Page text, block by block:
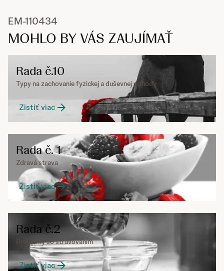
EM-110434
MOHLO BY VÁS ZAUJÍMAŤ
Rada č.10
Typy na zachovanie fyzickej a duševnej pohody
Zistiť viac
Rada č. 1
Zdravá strava
Zistiť viac
Rada č.2
Problémy so stravovaním
Zistiť viac